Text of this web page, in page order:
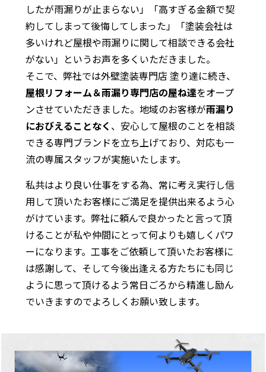
したが雨漏りが止まらない」「高すぎる金額で契
約してしまって後悔してしまった」「塗装会社は
多いけれど屋根や雨漏りに関して相談できる会社
がない」というお声を多くいただきました。
そこで、弊社では外壁塗装専門店 塗り達に続き、
屋根リフォーム＆雨漏り専門店の屋ね達をオープ
ンさせていただきました。地域のお客様が雨漏り
におびえることなく 、安心して屋根のことを相談
できる専門ブランドを立ち上げており、対応も一
流の専属スタッフが実施いたします。
私共はより良い仕事をする為、常に考え実行し信
用して頂いたお客様にご満足を提供出来るよう心
がけています。弊社に頼んで良かったと言って頂
けることが私や仲間にとって何よりも嬉しくパワ
ーになります。工事をご依頼して頂いたお客様に
は感謝して、そして今後出逢える方たちにも同じ
ように思って頂けるよう常日ごろから精進し励ん
でいきますのでよろしくお願い致します。